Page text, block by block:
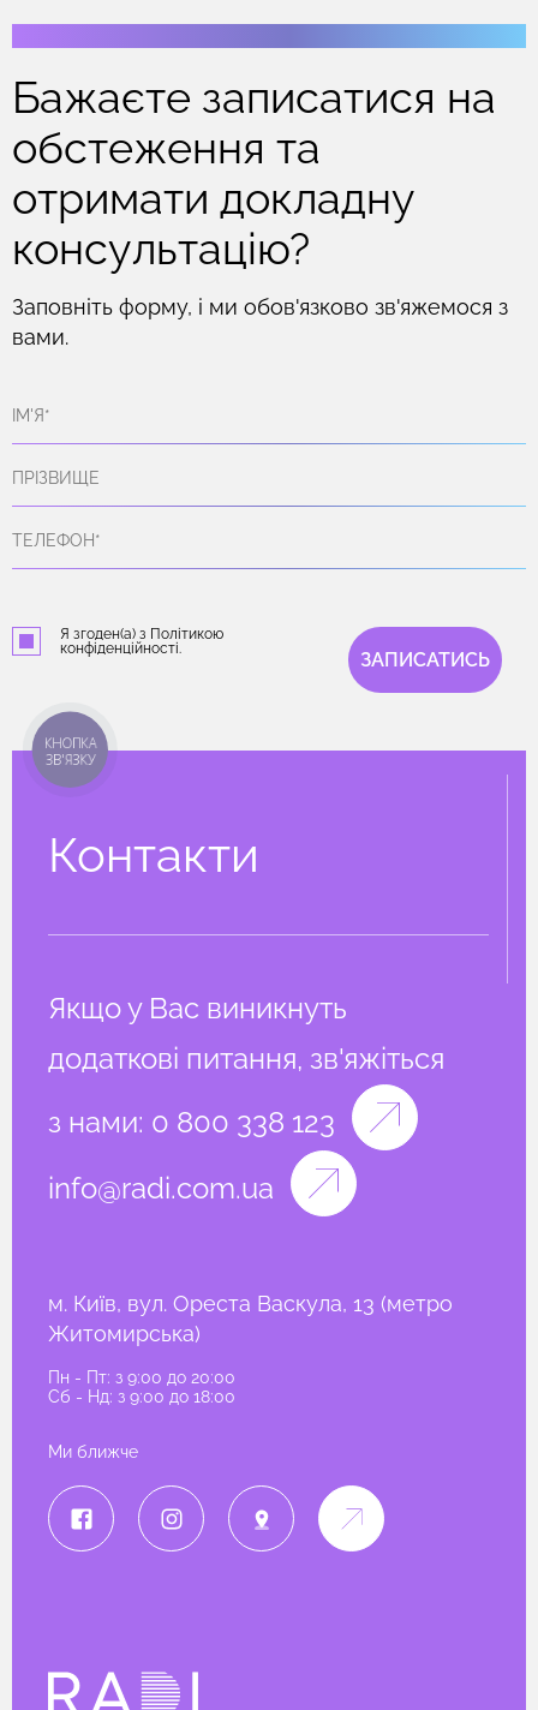
Бажаєте записатися на
обстеження та
отримати докладну
консультацію?
Заповніть форму, і ми обов'язково зв'яжемося з
вами.
Я згоден(а) з Політикою
конфіденційності.
ЗАПИСАТИСЬ
Контакти
Якщо у Вас виникнуть
додаткові питання, зв'яжіться
з нами: 0 800 338 123
info@radi.com.ua
м. Київ, вул. Ореста Васкула, 13 (метро
Житомирська)
Пн - Пт: з 9:00 до 20:00
Сб - Нд: з 9:00 до 18:00
Ми ближче
КНОПКА
ЗВ'ЯЗКУ